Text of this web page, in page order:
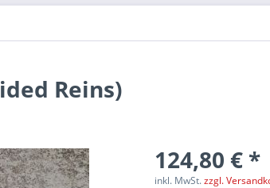
Reins)
124,80 € *
inkl. MwSt.zzgl.